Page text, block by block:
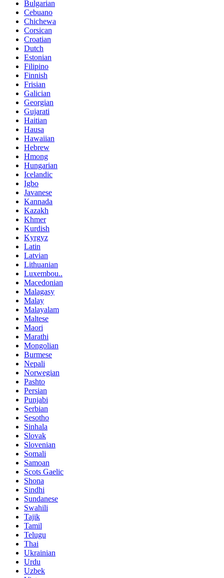
Bulgarian
Cebuano
Chichewa
Corsican
Croatian
Dutch
Estonian
Filipino
Finnish
Frisian
Galician
Georgian
Gujarati
Haitian
Hausa
Hawaiian
Hebrew
Hmong
Hungarian
Icelandic
Igbo
Javanese
Kannada
Kazakh
Khmer
Kurdish
Kyrgyz
Latin
Latvian
Lithuanian
Luxembou..
Macedonian
Malagasy
Malay
Malayalam
Maltese
Maori
Marathi
Mongolian
Burmese
Nepali
Norwegian
Pashto
Persian
Punjabi
Serbian
Sesotho
Sinhala
Slovak
Slovenian
Somali
Samoan
Scots Gaelic
Shona
Sindhi
Sundanese
Swahili
Tajik
Tamil
Telugu
Thai
Ukrainian
Urdu
Uzbek